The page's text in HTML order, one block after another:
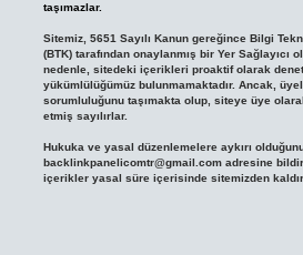
taşımazlar.
Sitemiz, 5651 Sayılı Kanun gereğince Bilgi
(BTK) tarafından onaylanmış bir Yer Sağlayıcı
nedenle, sitedeki içerikleri proaktif olarak
yükümlülüğümüz bulunmamaktadır. Ancak,
sorumluluğunu taşımakta olup, siteye üye
etmiş sayılırlar.
Hukuka ve yasal düzenlemelere aykırı
backlinkpanelicomtr@gmail.comadresine
içerikler yasal süre içerisinde sitemizden